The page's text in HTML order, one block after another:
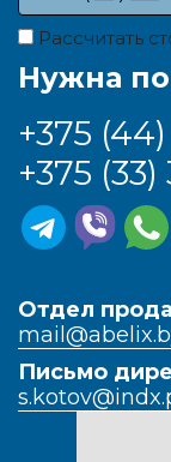
Рассчитать
Нужна
+375
+375 (33)
Отдел
Письмо